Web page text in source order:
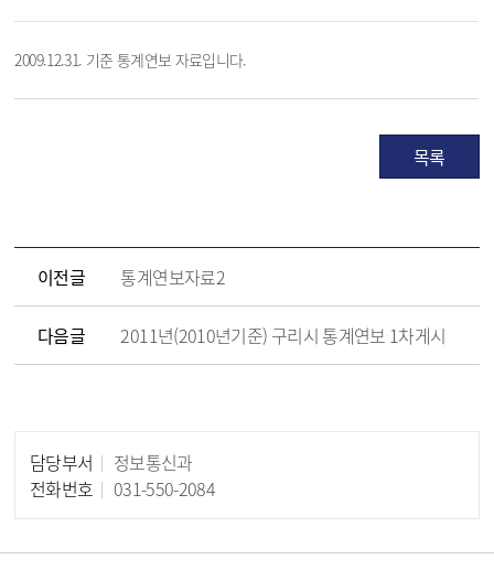
2009.12.31. 기준 통계연보 자료입니다.
목록
이전글 통계연보자료2
다음글 2011년(2010년기준) 구리시 통계연보 1차게시
담당부서
정보통신과
전화번호
031-550-2084